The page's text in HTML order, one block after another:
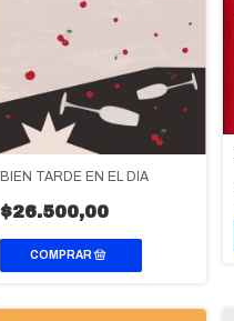
BIEN TARDE EN EL DÍA
$26.500,00